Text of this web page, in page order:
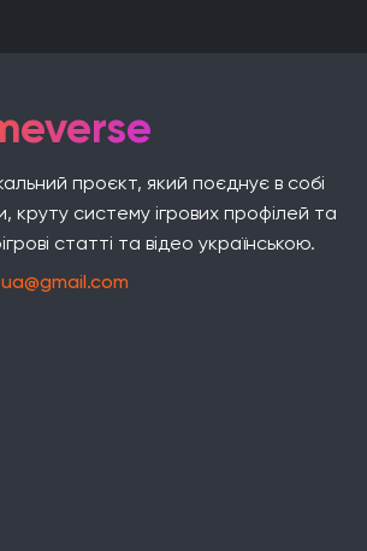
проєкт, який поєднує в собі
круту систему ігрових профілей та
статті та відео українською.